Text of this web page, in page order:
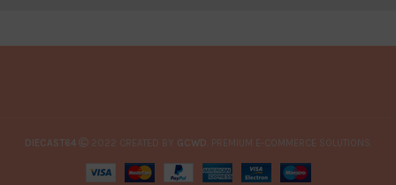
DIECAST64 2022 CREATED BY GCWD . PREMIUM E-COMMERCE SOLUTIONS.